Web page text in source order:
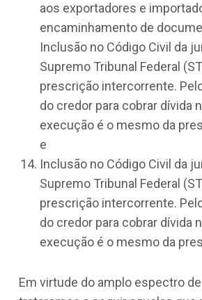
aos exportadores e
encaminhamento de
Inclusão no Código Civil da
Supremo Tribunal Federal
prescrição intercorrente.
do credor para cobrar dívida
execução é o mesmo da
e
Inclusão no Código Civil da
Supremo Tribunal Federal
prescrição intercorrente.
do credor para cobrar dívida
execução é o mesmo da
Em virtude do amplo espectro